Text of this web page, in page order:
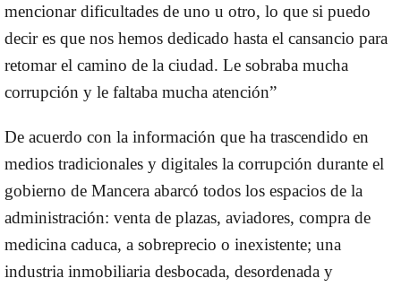
mencionar dificultades de uno u otro, lo que si puedo
decir es que nos hemos dedicado hasta el cansancio para
retomar el camino de la ciudad. Le sobraba mucha
corrupción y le faltaba mucha atención”
De acuerdo con la información que ha trascendido en
medios tradicionales y digitales la corrupción durante el
gobierno de Mancera abarcó todos los espacios de la
administración: venta de plazas, aviadores, compra de
medicina caduca, a sobreprecio o inexistente; una
industria inmobiliaria desbocada, desordenada y